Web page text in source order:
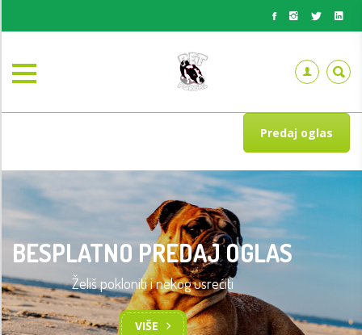
Predaj oglas
BESPLATNO PREDAJ OGLAS
Želiš pokloniti i nekog usrećiti
VIŠE